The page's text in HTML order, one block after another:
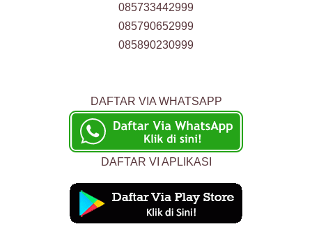
085733442999
085790652999
085890230999
DAFTAR VIA WHATSAPP
DAFTAR VI APLIKASI